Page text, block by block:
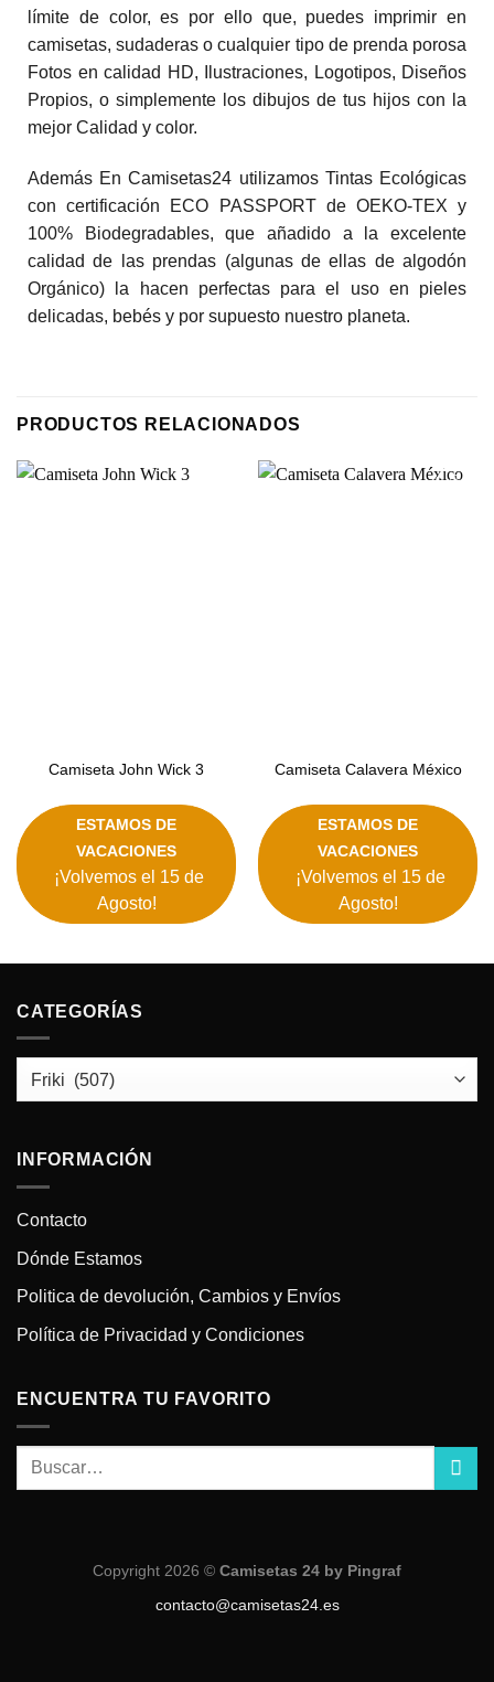
límite de color, es por ello que, puedes imprimir en
camisetas, sudaderas o cualquier tipo de prenda porosa
Fotos en calidad HD, Ilustraciones, Logotipos, Diseños
Propios, o simplemente los dibujos de tus hijos con la
mejor Calidad y color.
Además En Camisetas24 utilizamos Tintas Ecológicas
con certificación ECO PASSPORT de OEKO-TEX y
100% Biodegradables, que añadido a la excelente
calidad de las prendas (algunas de ellas de algodón
Orgánico) la hacen perfectas para el uso en pieles
delicadas, bebés y por supuesto nuestro planeta.
PRODUCTOS RELACIONADOS
Camiseta John Wick 3
ESTAMOS DE
VACACIONES
¡Volvemos el 15 de
Agosto!
Camiseta Calavera México
ESTAMOS DE
VACACIONES
¡Volvemos el 15 de
Agosto!
CATEGORÍAS
INFORMACIÓN
Contacto
Dónde Estamos
Politica de devolución, Cambios y Envíos
Política de Privacidad y Condiciones
ENCUENTRA TU FAVORITO
Copyright 2026 © Camisetas 24 by Pingraf
contacto@camisetas24.es